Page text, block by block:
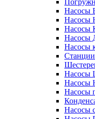
Насосы
Насосы
Насосы
Насосы
Насосы
Насосы
Насосы
Насосы